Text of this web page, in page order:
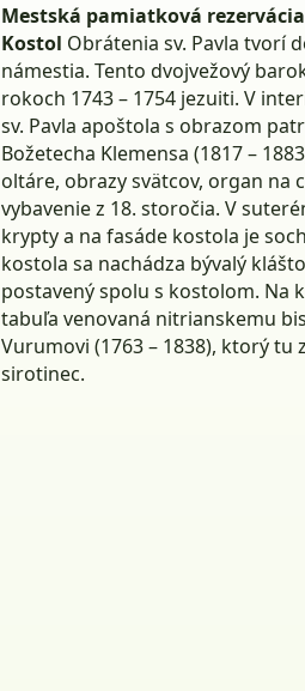
Mestská pamiatková
Kostol Obrátenia sv. Pavla tvorí
námestia. Tento dvojvežový
rokoch 1743 – 1754 jezuiti. V
sv. Pavla apoštola s obrazom
Božetecha Klemensa (1817 –
oltáre, obrazy svätcov, organ na
vybavenie z 18. storočia. V
krypty a na fasáde kostola je
kostola sa nachádza bývalý
postavený spolu s kostolom. Na
tabuľa venovaná nitrianskemu
Vurumovi (1763 – 1838), ktorý tu
sirotinec.